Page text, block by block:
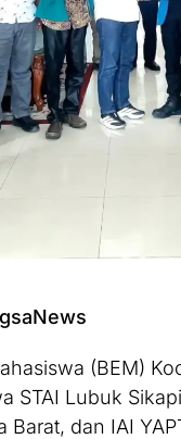
(BEM)
STAI Lubuk
Barat, dan IAI